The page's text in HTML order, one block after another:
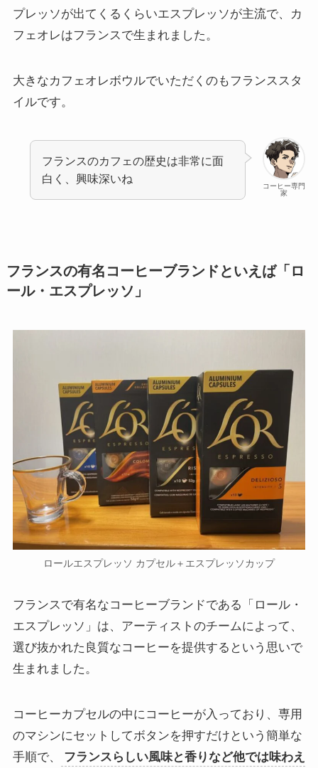
プレッソが出てくるくらいエスプレッソが主流で、カ
フェオレはフランスで生まれました。
大きなカフェオレボウルでいただくのもフランススタ
イルです。
コーヒー専門
家
フランスのカフェの歴史は非常に面
白く、興味深いね
フランスの有名コーヒーブランドといえば「ロ
ール・エスプレッソ」
ロールエスプレッソ カプセル＋エスプレッソカップ
フランスで有名なコーヒーブランドである「ロール・
エスプレッソ」は、アーティストのチームによって、
選び抜かれた良質なコーヒーを提供するという思いで
生まれました。
コーヒーカプセルの中にコーヒーが入っており、専用
のマシンにセットしてボタンを押すだけという簡単な
手順で、
フランスらしい風味と香りなど他では味わえ